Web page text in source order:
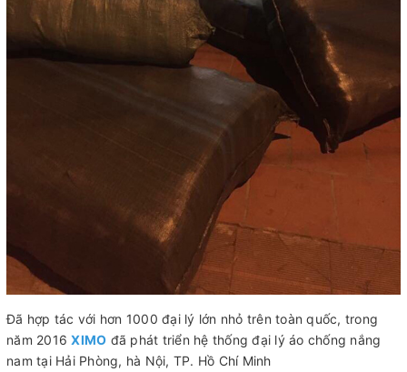
Đã hợp tác với hơn 1000 đại lý lớn nhỏ trên toàn quốc, trong
năm 2016XIMO đã phát triển hệ thống đại lý áo chống nắng
nam tại Hải Phòng, hà Nội, TP. Hồ Chí Minh